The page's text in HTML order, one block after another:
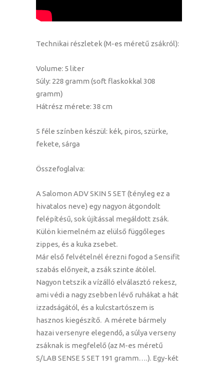
Technikai részletek (M-es méretű zsákról):
Volume: 5 liter
Súly: 228 gramm (soft flaskokkal 308
gramm)
Hátrész mérete: 38 cm
5 féle színben készül: kék, piros, szürke,
fekete, sárga
Összefoglalva:
A Salomon ADV SKIN 5 SET (tényleg ez a
hivatalos neve) egy nagyon átgondolt
felépítésű, sok újítással megáldott zsák.
Külön kiemelném az elülső függőleges
zippes, és a kuka zsebet.
Már első felvételnél érezni fogod a Sensifit
szabás előnyeit, a zsák szinte átölel.
Nagyon tetszik a vízálló elválasztó rekesz,
ami védi a nagy zsebben lévő ruhákat a hát
izzadságától, és a kulcstartószem is
hasznos kiegészítő. A mérete bármely
hazai versenyre elegendő, a súlya verseny
zsáknak is megfelelő (az M-es méretű
S/LAB SENSE 5 SET 191 gramm….). Egy-két